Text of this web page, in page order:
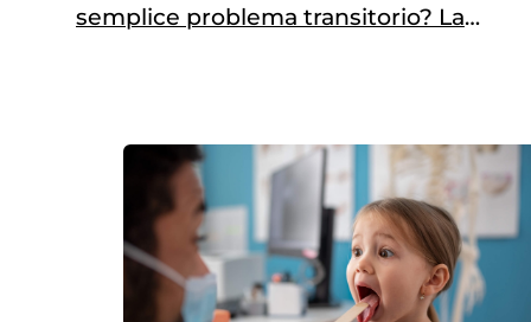
semplice problema transitorio? La